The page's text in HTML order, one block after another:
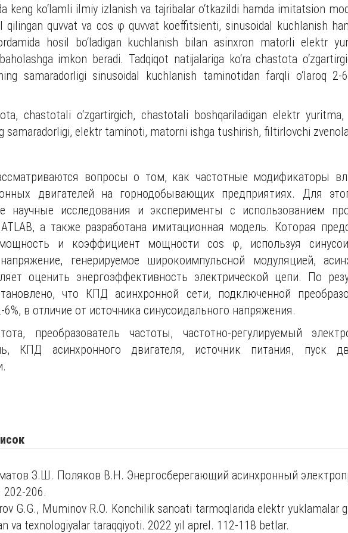
keng ko‘lamli ilmiy izlanish va tajribalar o‘tkazildi hamda imitatsion
qilingan quvvat va cos φ quvvat koeffitsienti, sinusoidal kuchlanish
hosil bo‘ladigan kuchlanish bilan asinxron matorli elektr
imkon beradi. Tadqiqot natijalariga ko‘ra chastota
samaradorligi sinusoidal kuchlanish taminotidan farqli o‘laroq 2-
chastotali o‘zgartirgich, chastotali boshqariladigan elektr yuritma,
samaradorligi, elektr taminoti, matorni ishga tushirish, filtirlovchi
вопросы о том, как частотные модификаторы
двигателей на горнодобывающих предприятиях. Для
научные исследования и эксперименты с использованием
а также разработана имитационная модель. Которая
и коэффициент мощности cos φ, используя
генерируемое широкоимпульсной модуляцией,
оценить энергоэффективность электрической цепи. По
что КПД асинхронной сети, подключенной
в отличие от источника синусоидального напряжения.
преобразователь частоты, частотно-регулируемый
КПД асинхронного двигателя, источник питания, пуск
З.Ш. Поляков В.Н. Энергосберегающий асинхронный
206.
G.G., Muminov R.O. Konchilik sanoati tarmoqlarida elektr yuklamalar
va texnologiyalar taraqqiyoti. 2022 yil aprel. 112-118 betlar.